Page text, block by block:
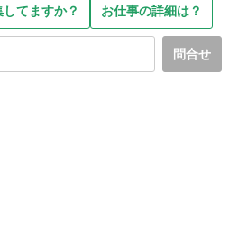
してますか？ お仕事の詳細は？
問合せ